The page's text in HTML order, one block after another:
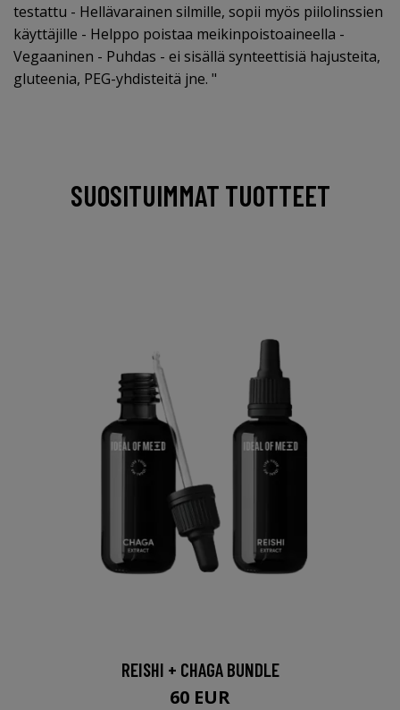
testattu - Hellävarainen silmille, sopii myös piilolinssien
käyttäjille - Helppo poistaa meikinpoistoaineella -
Vegaaninen - Puhdas - ei sisällä synteettisiä hajusteita,
gluteenia, PEG-yhdisteitä jne. "
SUOSITUIMMAT TUOTTEET
REISHI + CHAGA BUNDLE
60 EUR